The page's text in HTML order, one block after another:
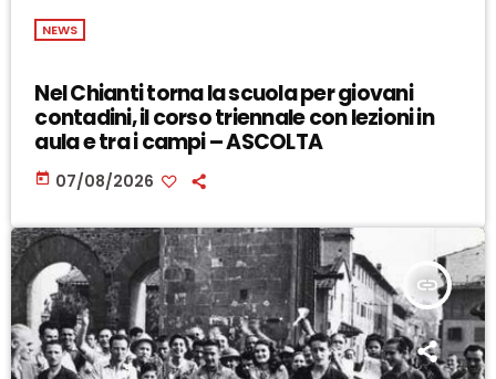
NEWS
Nel Chianti torna la scuola per giovani
contadini, il corso triennale con lezioni in
aula e tra i campi – ASCOLTA
today 07/08/2026
insert_link